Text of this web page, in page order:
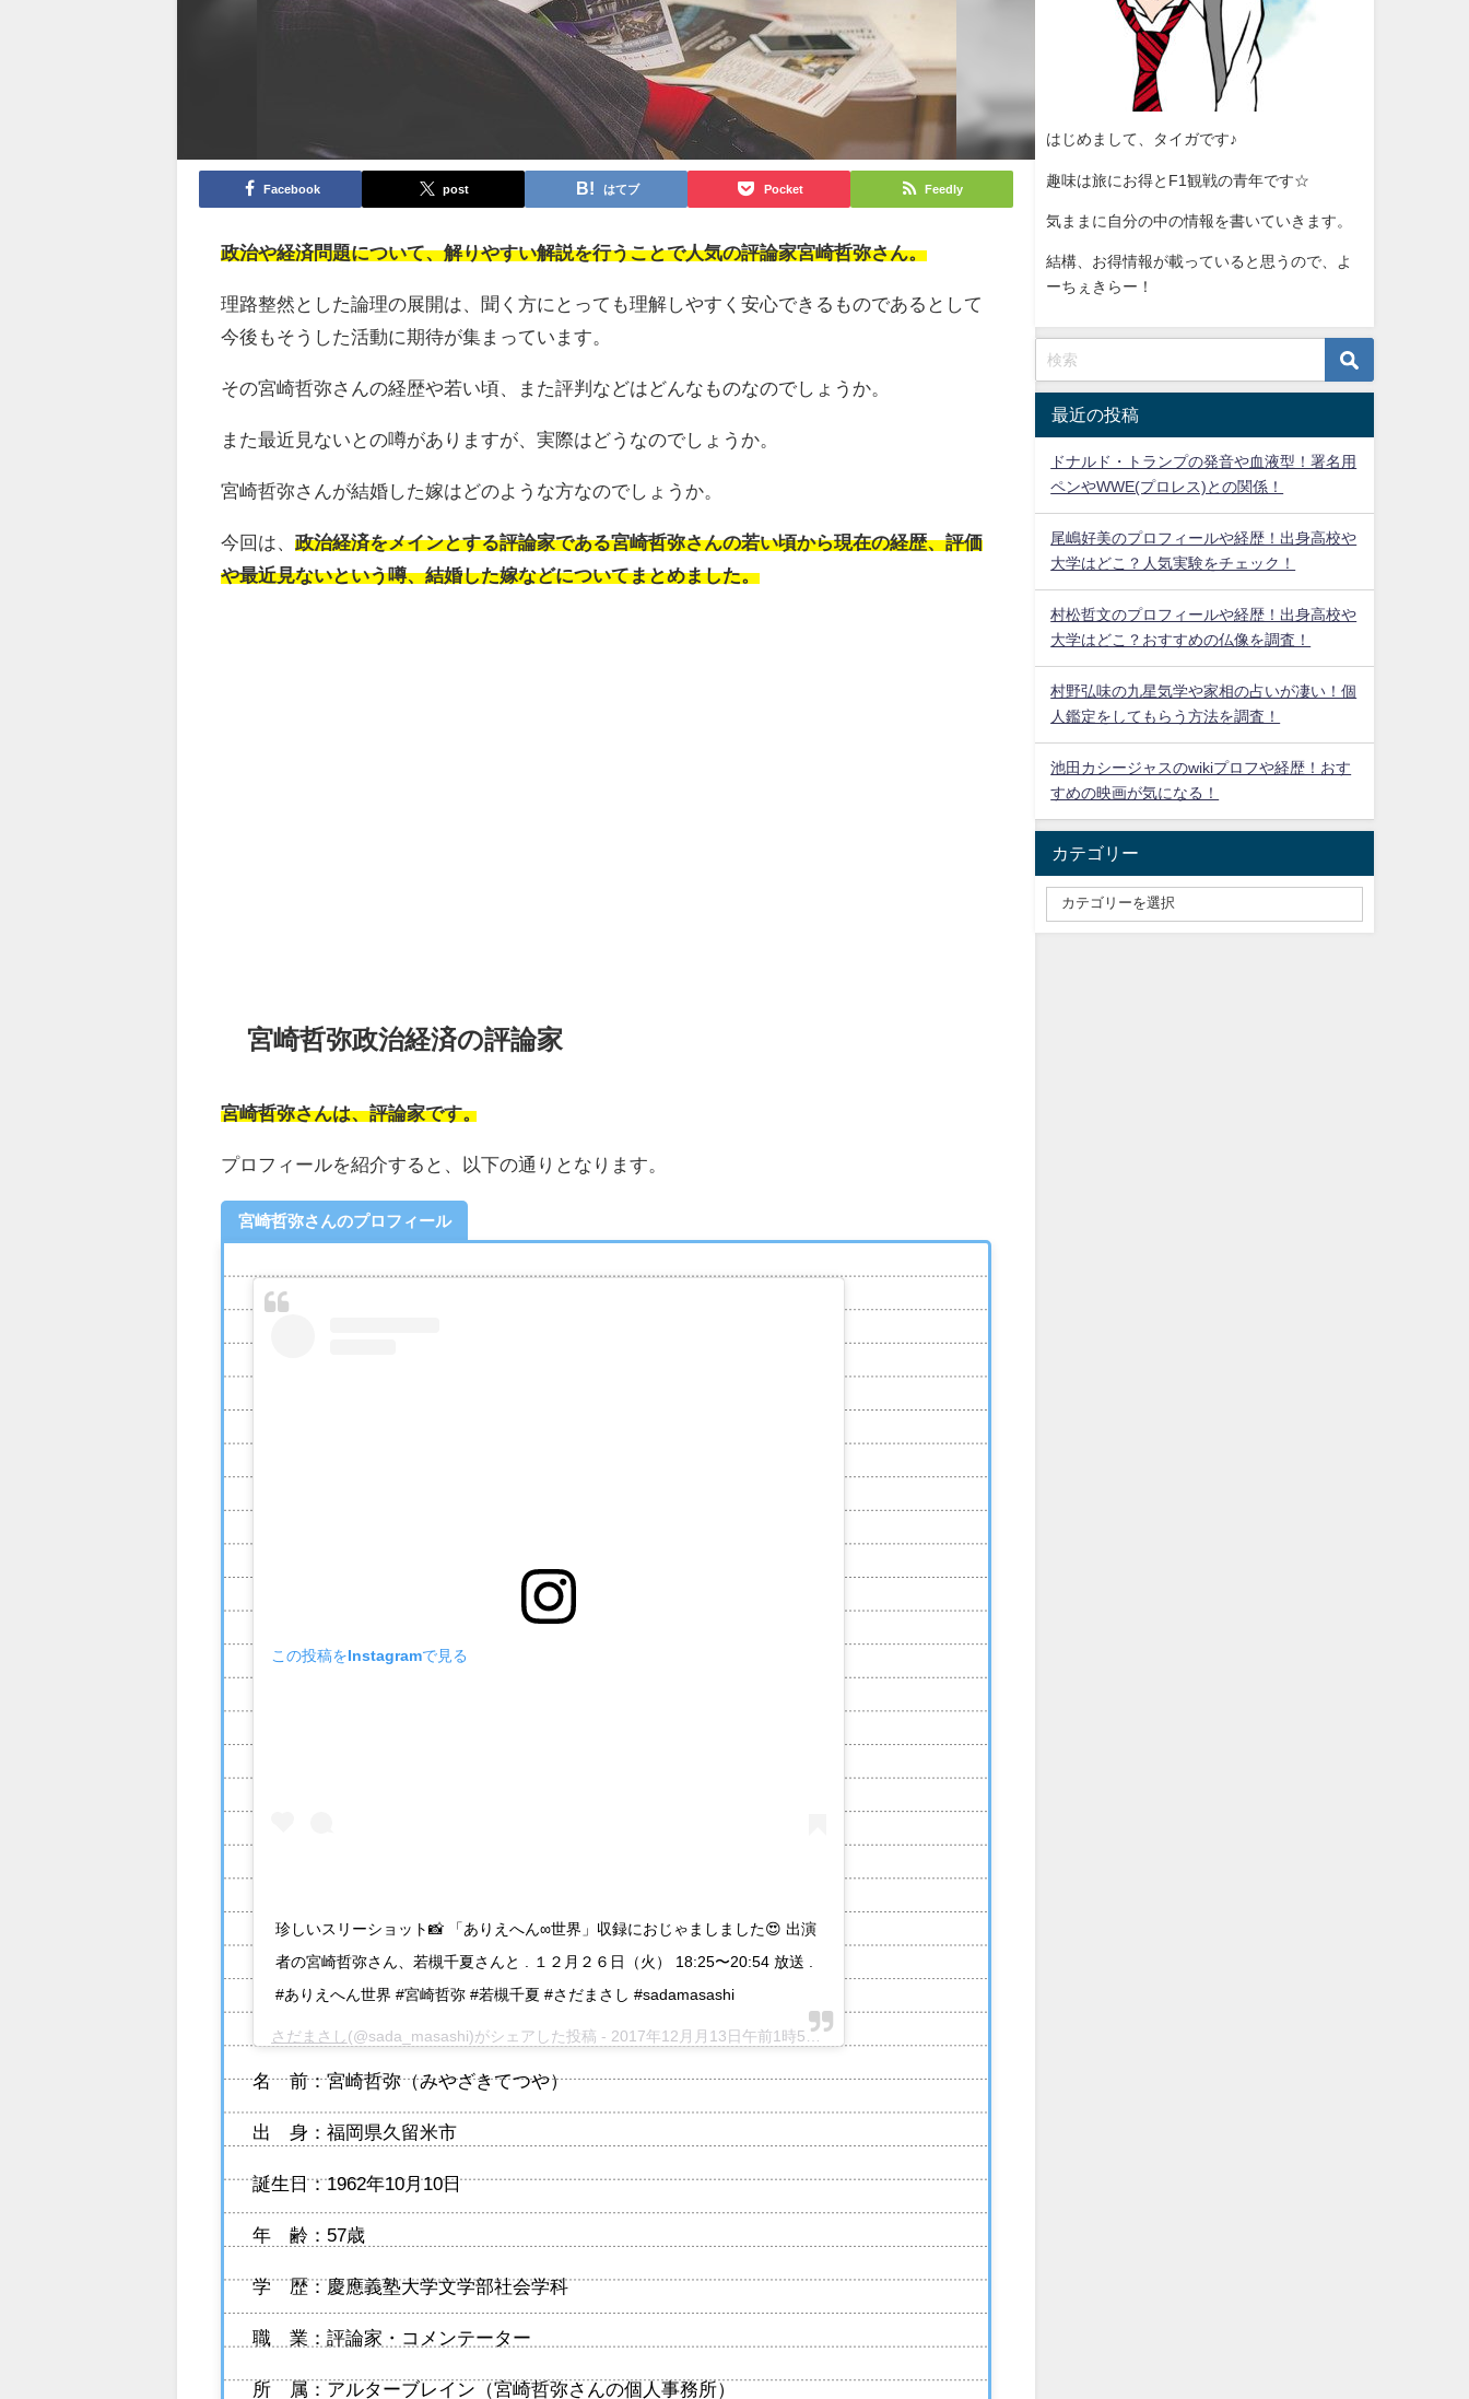
Facebook post はてブ Pocket Feedly
政治や経済問題について、解りやすい解説を行うことで人気の評論家宮崎哲弥さん。
理路整然とした論理の展開は、聞く方にとっても理解しやすく安心できるものであるとして
今後もそうした活動に期待が集まっています。
その宮崎哲弥さんの経歴や若い頃、また評判などはどんなものなのでしょうか。
また最近見ないとの噂がありますが、実際はどうなのでしょうか。
宮崎哲弥さんが結婚した嫁はどのような方なのでしょうか。
今回は、政治経済をメインとする評論家である宮崎哲弥さんの若い頃から現在の経歴、評価
や最近見ないという噂、結婚した嫁などについてまとめました。
宮崎哲弥政治経済の評論家
宮崎哲弥さんは、評論家です。
プロフィールを紹介すると、以下の通りとなります。
宮崎哲弥さんのプロフィール
この投稿をInstagramで見る
珍しいスリーショット📸 「ありえへん∞世界」収録におじゃましました😍 出演
者の宮崎哲弥さん、若槻千夏さんと . １２月２６日（火） 18:25〜20:54 放送 .
#ありえへん世界 #宮崎哲弥 #若槻千夏 #さだまさし #sadamasashi
さだまさし(@sada_masashi)がシェアした投稿 - 2017年12月月13日午前1時57分PST
名 前：宮崎哲弥（みやざきてつや）
出 身：福岡県久留米市
誕生日：1962年10月10日
年 齢：57歳
学 歴：慶應義塾大学文学部社会学科
職 業：評論家・コメンテーター
所 属：アルターブレイン（宮崎哲弥さんの個人事務所）
はじめまして、タイガです♪
趣味は旅にお得とF1観戦の青年です☆
気ままに自分の中の情報を書いていきます。
結構、お得情報が載っていると思うので、よ
ーちぇきらー！
最近の投稿
ドナルド・トランプの発音や血液型！署名用
ペンやWWE(プロレス)との関係！
尾嶋好美のプロフィールや経歴！出身高校や
大学はどこ？人気実験をチェック！
村松哲文のプロフィールや経歴！出身高校や
大学はどこ？おすすめの仏像を調査！
村野弘味の九星気学や家相の占いが凄い！個
人鑑定をしてもらう方法を調査！
池田カシージャスのwikiプロフや経歴！おす
すめの映画が気になる！
カテゴリー